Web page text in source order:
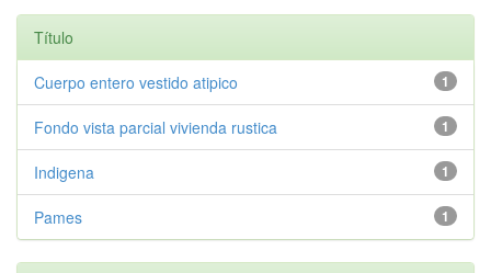
Título
1
Cuerpo entero vestido atipico
1
Fondo vista parcial vivienda rustica
1
Indigena
1
Pames